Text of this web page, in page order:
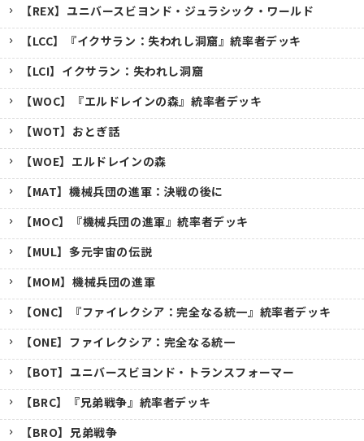
【REX】ユニバースビヨンド・ジュラシック・ワールド
【LCC】『イクサラン：失われし洞窟』統率者デッキ
【LCI】イクサラン：失われし洞窟
【WOC】『エルドレインの森』統率者デッキ
【WOT】おとぎ話
【WOE】エルドレインの森
【MAT】機械兵団の進軍：決戦の後に
【MOC】『機械兵団の進軍』統率者デッキ
【MUL】多元宇宙の伝説
【MOM】機械兵団の進軍
【ONC】『ファイレクシア：完全なる統一』統率者デッキ
【ONE】ファイレクシア：完全なる統一
【BOT】ユニバースビヨンド・トランスフォーマー
【BRC】『兄弟戦争』統率者デッキ
【BRO】兄弟戦争